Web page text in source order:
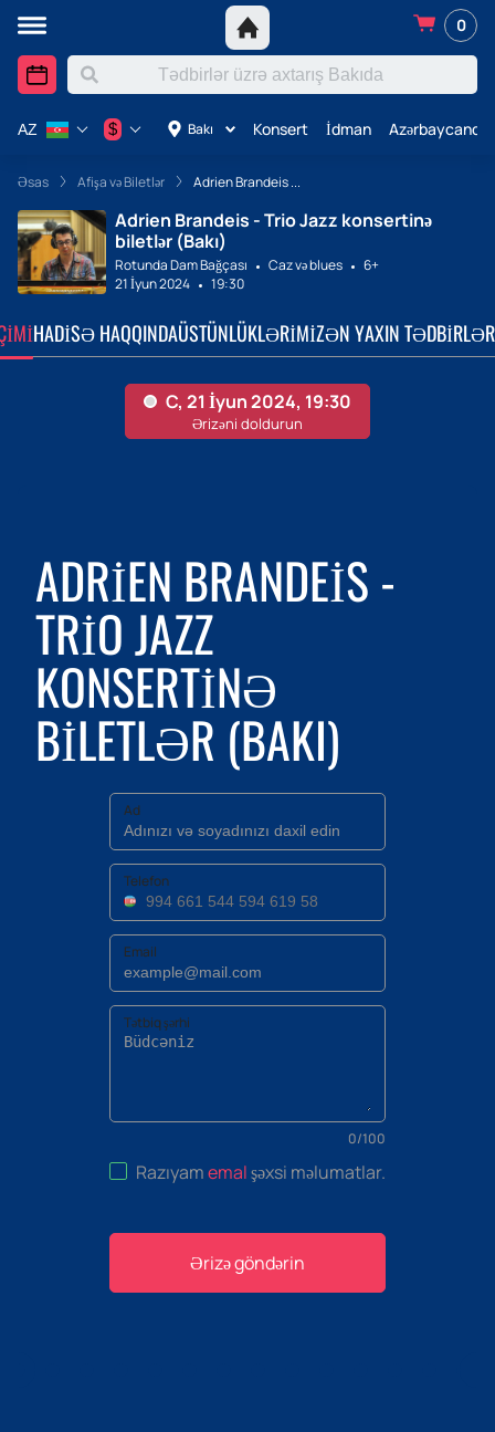
0
Bakı Konsert İdman Azərbaycanda
AZ $
Əsas Afişa və Biletlər Adrien Brandeis ...
Adrien Brandeis - Trio Jazz konsertinə
biletlər (Bakı)
Rotunda Dam Bağçası Caz və blues
6+
21 İyun 2024
19:30
HADISƏ HAQQINDAÜSTÜNLÜKLƏRIMIZƏN YAXIN TƏDBIRLƏR
ADRIEN BRANDEIS -
TRIO JAZZ
KONSERTINƏ
BILETLƏR (BAKI)
Ad
Telefon
Email
Tətbiq şərhi
0/100
Razıyamemalşəxsi məlumatlar.
Ərizə göndərin